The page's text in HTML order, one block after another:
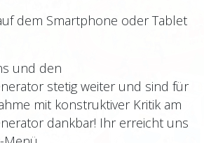
dem Smartphone oder Tablet
und den
stetig weiter und sind für
mit konstruktiver Kritik am
dankbar! Ihr erreicht uns